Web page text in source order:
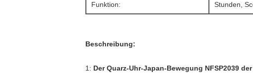
Funktion: Stunden,
Beschreibung:
1: Der Quarz-Uhr-Japan-Bewegung NFSP2039